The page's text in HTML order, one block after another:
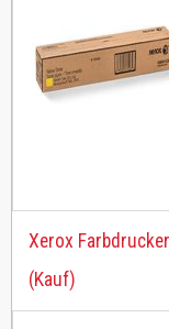
Xerox
(Kauf)